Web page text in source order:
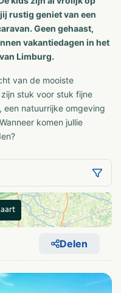
rustig geniet van een
Geen gehaast,
vakantiedagen in het
Limburg.
van de mooiste
stuk voor stuk fijne
natuurrijke omgeving
komen jullie
Delen